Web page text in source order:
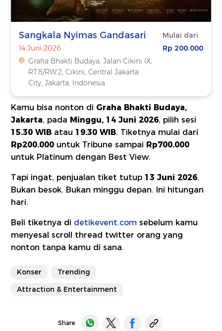
Sangkala Nyimas Gandasari
14 Juni 2026
Graha Bhakti Budaya, Jalan Cikini IX,
RT.8/RW.2, Cikini, Central Jakarta
City, Jakarta, Indonesia
Mulai dari
Rp 200.000
Kamu bisa nonton di Graha Bhakti Budaya,
Jakarta, pada Minggu, 14 Juni 2026, pilih sesi
15.30 WIB atau 19.30 WIB. Tiketnya mulai dari
Rp200.000 untuk Tribune sampai Rp700.000
untuk Platinum dengan Best View.
Tapi ingat, penjualan tiket tutup 13 Juni 2026.
Bukan besok. Bukan minggu depan. Ini hitungan
hari.
Beli tiketnya di detikevent.com sebelum kamu
menyesal scroll thread twitter orang yang
nonton tanpa kamu di sana.
Konser
Trending
Attraction & Entertainment
Share